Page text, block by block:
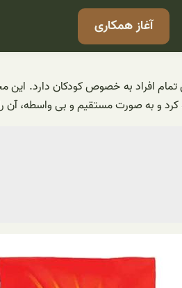
آغاز همکاری
تمام افراد به خصوص کودکان دارد.
و به صورت مستقیم و بی واسطه، آن